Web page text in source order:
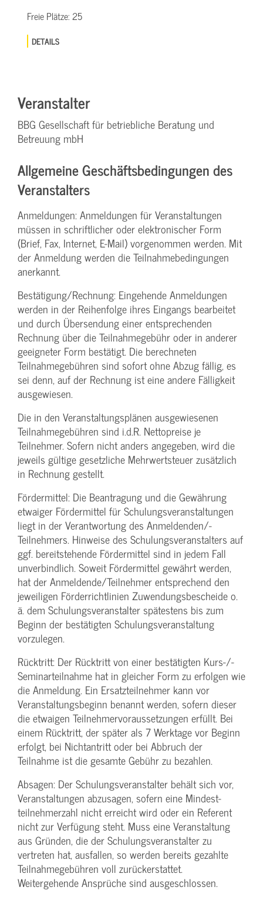
Freie Plätze:25
DETAILS
Veranstalter
BBG Gesellschaft für betriebliche Beratung und
Betreuung mbH
Allgemeine Geschäftsbedingungen des
Veranstalters
Anmeldungen: Anmeldungen für Veranstaltungen
müssen in schriftlicher oder elektronischer Form
(Brief, Fax, Internet, E-Mail) vorgenommen werden. Mit
der Anmeldung werden die Teilnahme­bedingungen
anerkannt.
Bestätigung­/Rechnung: Eingehende Anmeldungen
werden in der Reihenfolge ihres Eingangs bearbeitet
und durch Übersendung einer entsprechenden
Rechnung über die Teilnahmegebühr oder in anderer
geeigneter Form bestätigt. Die berechneten
Teilnahmegebühren sind sofort ohne Abzug fällig, es
sei denn, auf der Rechnung ist eine andere Fälligkeit
ausgewiesen.
Die in den Veranstaltungsplänen ausgewiesenen
Teilnahmegebühren sind i.d.R. Nettopreise je
Teilnehmer. Sofern nicht anders angegeben, wird die
jeweils gültige gesetzliche Mehrwertsteuer zusätzlich
in Rechnung gestellt.
Fördermittel: Die Beantragung und die Gewährung
etwaiger Fördermittel für Schulungs­veranstaltungen
liegt in der Verantwortung des Anmeldenden/­
Teilnehmers. Hinweise des Schulungs­veranstalters auf
ggf. bereitstehende Fördermittel sind in jedem Fall
unverbindlich. Soweit Fördermittel gewährt werden,
hat der Anmeldende/­Teilnehmer entsprechend den
jeweiligen Förderrichtlinien Zuwendungs­bescheide o.
ä. dem Schulungs­veranstalter spätestens bis zum
Beginn der bestätigten Schulungs­veranstaltung
vorzulegen.
Rücktritt: Der Rücktritt von einer bestätigten Kurs-/­
Seminarteilnahme hat in gleicher Form zu erfolgen wie
die Anmeldung. Ein Ersatzteilnehmer kann vor
Veranstaltungs­beginn benannt werden, sofern dieser
die etwaigen Teilnehmer­voraussetzungen erfüllt. Bei
einem Rücktritt, der später als 7 Werktage vor Beginn
erfolgt, bei Nichtantritt oder bei Abbruch der
Teilnahme ist die gesamte Gebühr zu bezahlen.
Absagen: Der Schulungs­veranstalter behält sich vor,
Veranstaltungen abzusagen, sofern eine Mindest­
teilnehmerzahl nicht erreicht wird oder ein Referent
nicht zur Verfügung steht. Muss eine Veranstaltung
aus Gründen, die der Schulungs­veranstalter zu
vertreten hat, ausfallen, so werden bereits gezahlte
Teilnahme­gebühren voll zurückerstattet.
Weitergehende Ansprüche sind ausgeschlossen.